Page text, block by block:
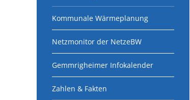
Kommunale Wärmeplanung
Netzmonitor der NetzeBW
Gemmrigheimer Infokalender
Zahlen & Fakten